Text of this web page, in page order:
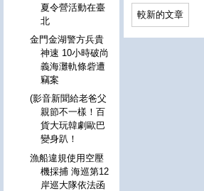
較新的文章
夏令營活動在臺
北
金門金湖警方兵貴
神速 10小時破尚
義海灘軌條砦遭
竊案
(影音新聞給老爸父
親節不一樣！百
貨大玩韓劇歐巴
變身趴！
漁船違規使用空壓
機採捕 海巡第12
岸巡大隊依法函